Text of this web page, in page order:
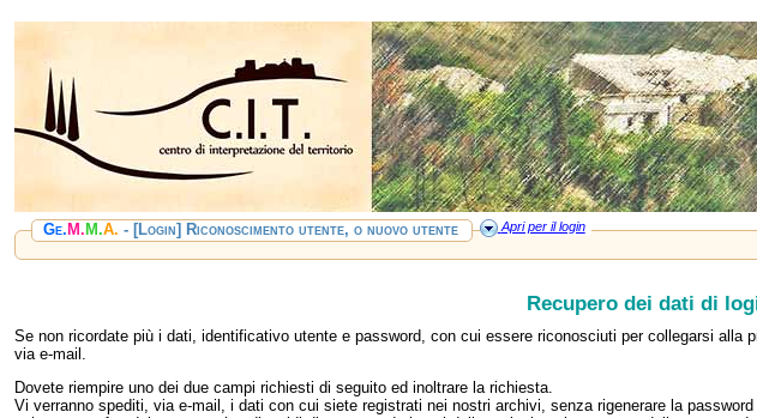
Ge. M. M.A. - [Login] Riconoscimento utente, o nuovo utente Apri per il login
Recupero dei dati di
Se non ricordate più i dati, identificativo utente e password, con cui essere riconosciuti per collegarsi alla
via e‑mail.
Dovete riempire uno dei due campi richiesti di seguito ed inoltrare la richiesta.
Vi verranno spediti, via e‑mail, i dati con cui siete registrati nei nostri archivi, senza rigenerare la